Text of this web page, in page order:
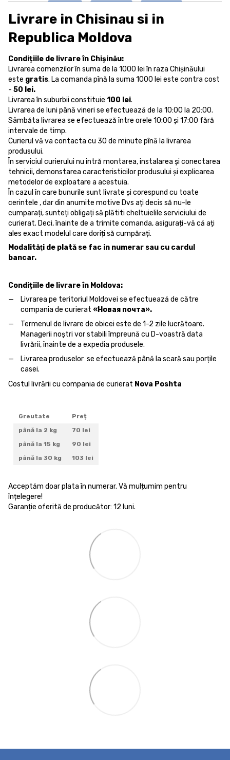
Livrare in Chisinau si in
Republica Moldova
Condițiile de livrare în Chișinău:
Livrarea comenzilor în suma de la 1000 lei în raza Chișinăului
este gratis. La comanda pînă la suma 1000 lei este contra cost
- 50 lei.
Livrarea în suburbii constituie 100 lei.
Livrarea de luni până vineri se efectuează de la 10:00 la 20:00.
Sâmbăta livrarea se efectuează între orele 10:00 și 17:00 fără
intervale de timp.
Curierul vă va contacta cu 30 de minute pînă la livrarea
produsului.
În serviciul curierului nu intră montarea, instalarea și conectarea
tehnicii, demonstarea caracteristicilor produsului și explicarea
metodelor de exploatare a acestuia.
În cazul în care bunurile sunt livrate și corespund cu toate
cerintele , dar din anumite motive Dvs ați decis să nu-le
cumparați, sunteți obligați să plătiti cheltuielile serviciului de
curierat. Deci, înainte de a trimite comanda, asigurați-vă că ați
ales exact modelul care doriți să cumpărați.
Modalităţi de plată se fac in numerar sau cu cardul
bancar.
Condițiile de livrare în Moldova:
Livrarea pe teritoriul Moldovei se efectuează de către
compania de curierat «Новая почта».
Termenul de livrare de obicei este de 1-2 zile lucrătoare.
Managerii noștri vor stabili împreună cu D-voastră data
livrării, înainte de a expedia produsele.
Livrarea produselor se efectuează până la scară sau porțile
casei.
Costul livrării cu compania de curierat Nova Poshta
Greutate
Preț
până la 2 kg
70 lei
până la 15 kg
90 lei
până la 30 kg
103 lei
Acceptăm doar plata în numerar. Vă mulțumim pentru
înțelegere!
Garanție oferită de producător: 12 luni.